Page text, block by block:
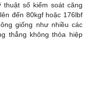
số kiểm soát căng
đến 80kgf hoặc 176lbf
giống như nhiều các
thẳng không thỏa hiệp